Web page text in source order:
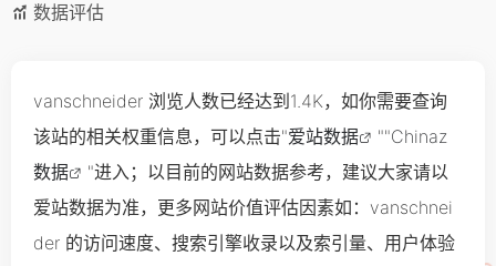
数据评估
vanschneider 浏览人数已经达到1.4K，如你需要查询
该站的相关权重信息，可以点击"爱站数据 ""Chinaz
数据
"进入；以目前的网站数据参考，建议大家请以
爱站数据为准，更多网站价值评估因素如：vanschnei
der 的访问速度、搜索引擎收录以及索引量、用户体验